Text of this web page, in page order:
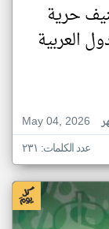
حرية
العربية
May 04, 2026
عدد الكلمات: ٢٣١